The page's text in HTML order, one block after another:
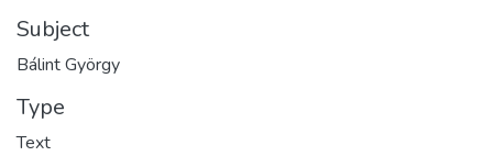
Subject
Bálint György
Type
Text